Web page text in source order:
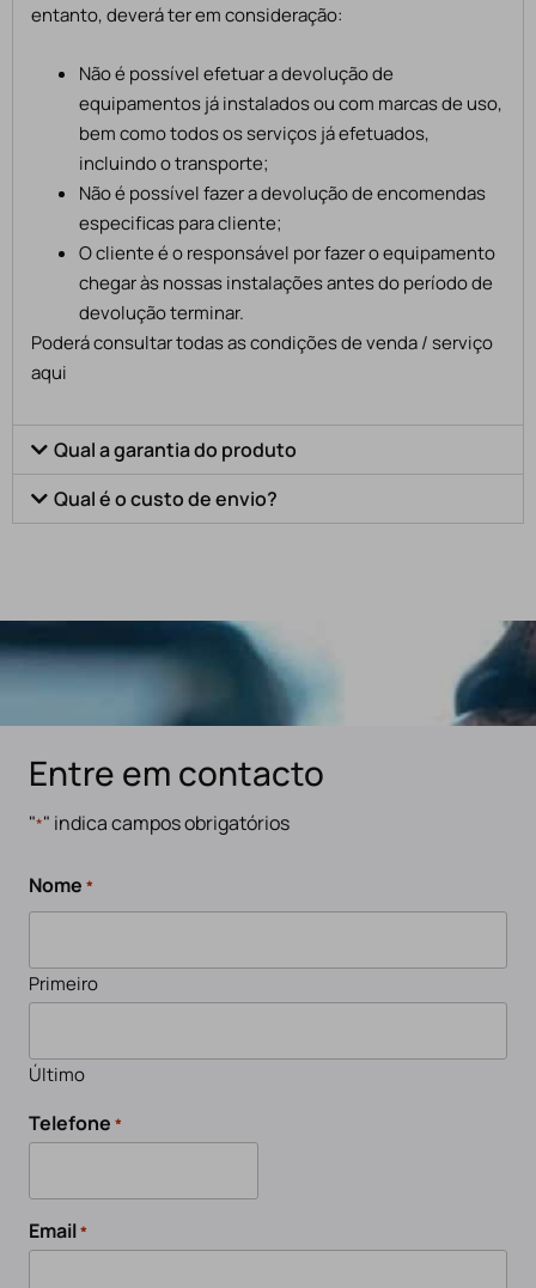
entanto, deverá ter em consideração:
Não é possível efetuar a devolução de
equipamentos já instalados ou com marcas de uso,
bem como todos os serviços já efetuados,
incluindo o transporte;
Não é possível fazer a devolução de encomendas
especificas para cliente;
O cliente é o responsável por fazer o equipamento
chegar às nossas instalações antes do período de
devolução terminar.
Poderá consultar todas as condições de venda / serviço
aqui
Qual a garantia do produto
Qual é o custo de envio?
Entre em contacto
"*" indica campos obrigatórios
Nome *
Primeiro
Último
Telefone *
Email*